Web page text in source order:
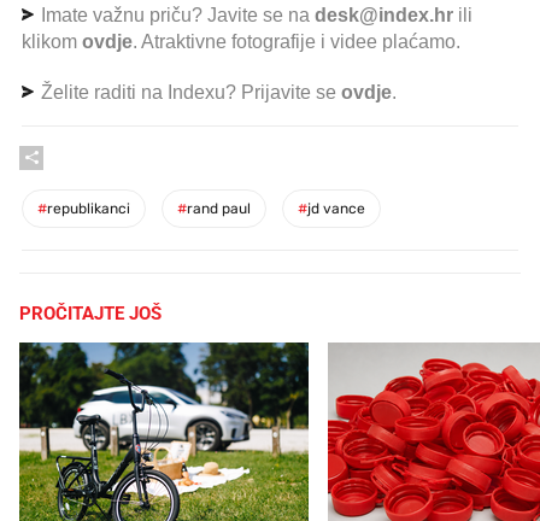
Imate važnu priču? Javite se na desk@index.hr ili
klikom ovdje. Atraktivne fotografije i videe plaćamo.
Želite raditi na Indexu? Prijavite se ovdje.
#republikanci #rand paul #jd vance
PROČITAJTE JOŠ